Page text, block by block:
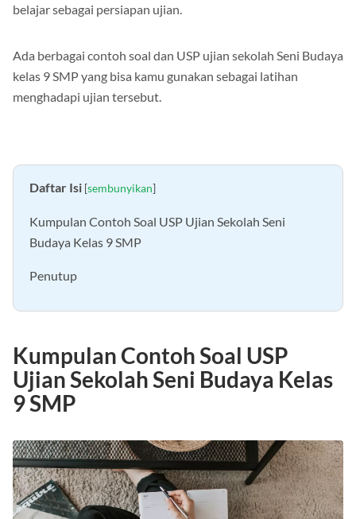
belajar sebagai persiapan ujian.
Ada berbagai contoh soal dan USP ujian sekolah Seni Budaya
kelas 9 SMP yang bisa kamu gunakan sebagai latihan
menghadapi ujian tersebut.
Daftar Isi [sembunyikan]
Kumpulan Contoh Soal USP Ujian Sekolah Seni
Budaya Kelas 9 SMP
Penutup
Kumpulan Contoh Soal USP
Ujian Sekolah Seni Budaya Kelas
9 SMP